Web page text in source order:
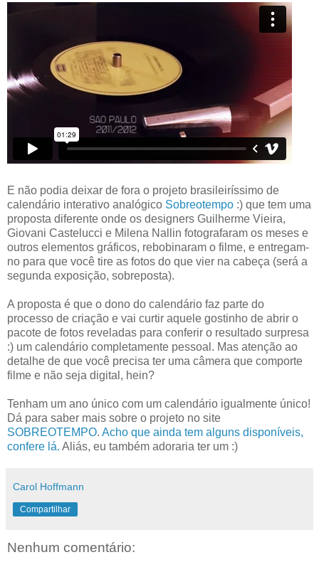
E não podia deixar de fora o projeto brasileiríssimo de
calendário interativo analógico Sobreotempo :) que tem uma
proposta diferente onde os designers Guilherme Vieira,
Giovani Castelucci e Milena Nallin fotografaram os meses e
outros elementos gráficos, rebobinaram o filme, e entregam-
no para que você tire as fotos do que vier na cabeça (será a
segunda exposição, sobreposta).
A proposta é que o dono do calendário faz parte do
processo de criação e vai curtir aquele gostinho de abrir o
pacote de fotos reveladas para conferir o resultado surpresa
:) um calendário completamente pessoal. Mas atenção ao
detalhe de que você precisa ter uma câmera que comporte
filme e não seja digital, hein?
Tenham um ano único com um calendário igualmente único!
Dá para saber mais sobre o projeto no site
SOBREOTEMPO. Acho que ainda tem alguns disponíveis,
confere lá. Aliás, eu também adoraria ter um :)
Carol Hoffmann
Compartilhar
Nenhum comentário: